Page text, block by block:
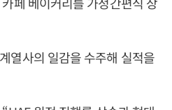
열사의 일감을 수주해 실적을